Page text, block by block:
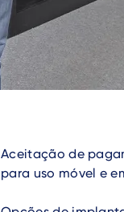
Aceitação de
para uso móvel e